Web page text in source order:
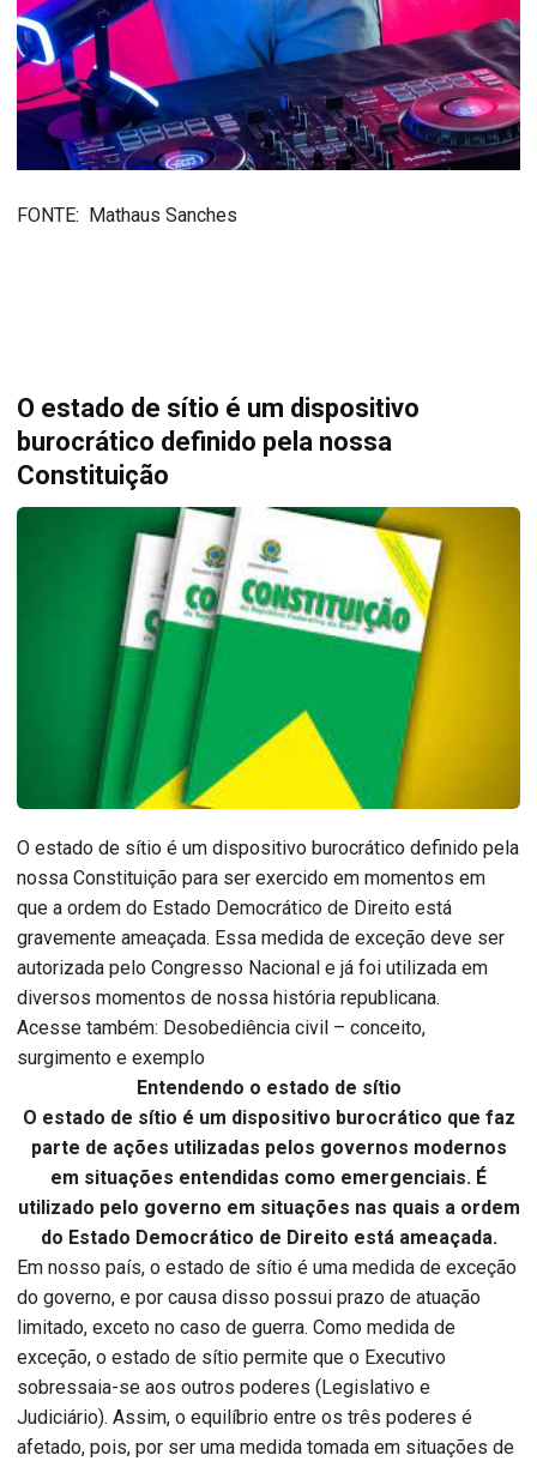
FONTE: Mathaus Sanches
O estado de sítio é um dispositivo
burocrático definido pela nossa
Constituição
O estado de sítio é um dispositivo burocrático definido pela
nossa Constituição para ser exercido em momentos em
que a ordem do Estado Democrático de Direito está
gravemente ameaçada. Essa medida de exceção deve ser
autorizada pelo Congresso Nacional e já foi utilizada em
diversos momentos de nossa história republicana.
Acesse também: Desobediência civil – conceito,
surgimento e exemplo
Entendendo o estado de sítio
O estado de sítio é um dispositivo burocrático que faz
parte de ações utilizadas pelos governos modernos
em situações entendidas como emergenciais. É
utilizado pelo governo em situações nas quais a ordem
do Estado Democrático de Direito está ameaçada.
Em nosso país, o estado de sítio é uma medida de exceção
do governo, e por causa disso possui prazo de atuação
limitado, exceto no caso de guerra. Como medida de
exceção, o estado de sítio permite que o Executivo
sobressaia-se aos outros poderes (Legislativo e
Judiciário). Assim, o equilíbrio entre os três poderes é
afetado, pois, por ser uma medida tomada em situações de